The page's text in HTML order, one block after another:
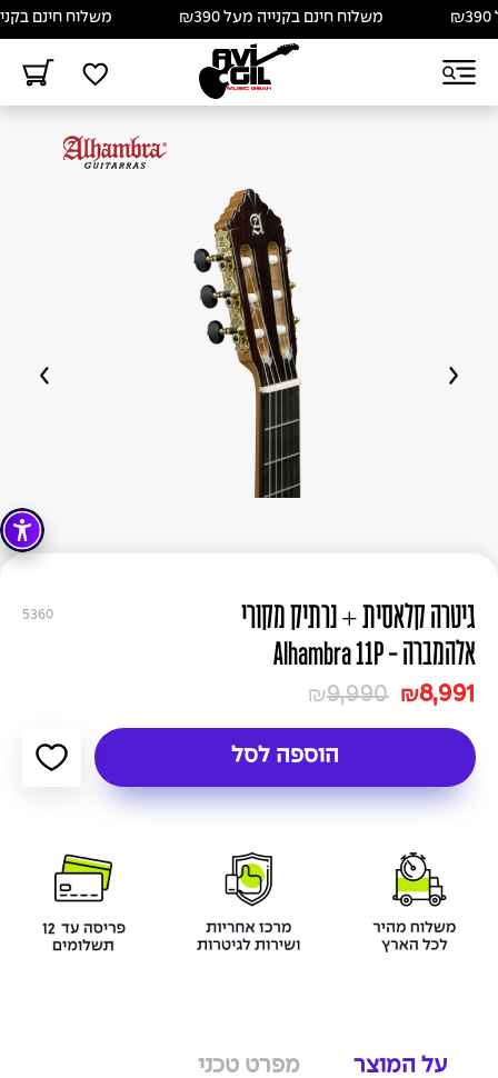
משלוח חינם בקנייה מעל ₪390 משלוח חינם בקנייה מעל
5360
גיטרה קלאסית + נרתיק מקורי
אלהמברה - Alhambra 11P
₪9,990 ₪8,991
הוספה לסל
על המוצר מפרט טכני